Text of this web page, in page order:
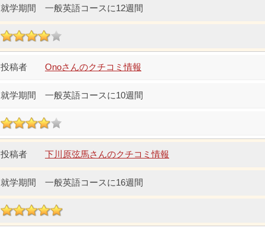
一般英語コースに12週間
Onoさんのクチコミ情報
一般英語コースに10週間
下川原弦馬さんのクチコミ情報
一般英語コースに16週間